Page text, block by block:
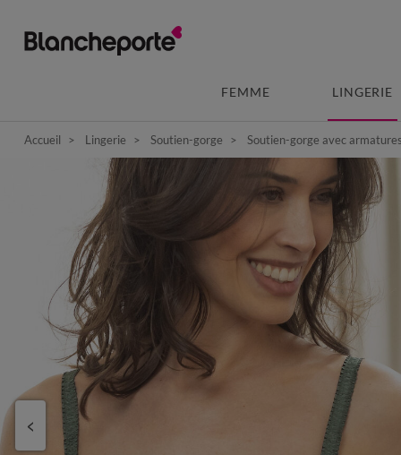
FEMME LINGERIE
Accueil Lingerie Soutien-gorge Soutien-gorge avec armatures